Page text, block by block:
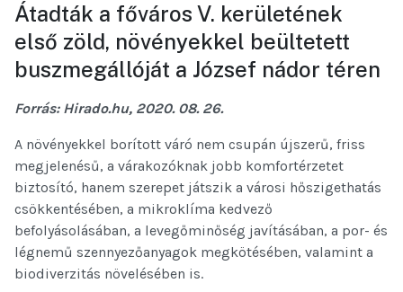
Átadták a főváros V. kerületének
első zöld, növényekkel beültetett
buszmegállóját a József nádor téren
Forrás: Hirado.hu, 2020. 08. 26.
A növényekkel borított váró nem csupán újszerű, friss
megjelenésű, a várakozóknak jobb komfortérzetet
biztosító, hanem szerepet játszik a városi hőszigethatás
csökkentésében, a mikroklíma kedvező
befolyásolásában, a levegőminőség javításában, a por- és
légnemű szennyezőanyagok megkötésében, valamint a
biodiverzitás növelésében is.